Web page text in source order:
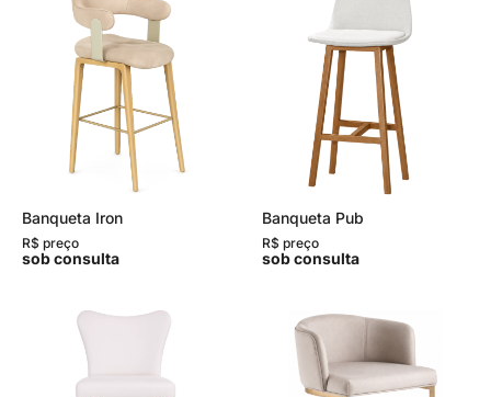
Banqueta Iron
R$ preço
sob consulta
Banqueta Pub
R$ preço
sob consulta